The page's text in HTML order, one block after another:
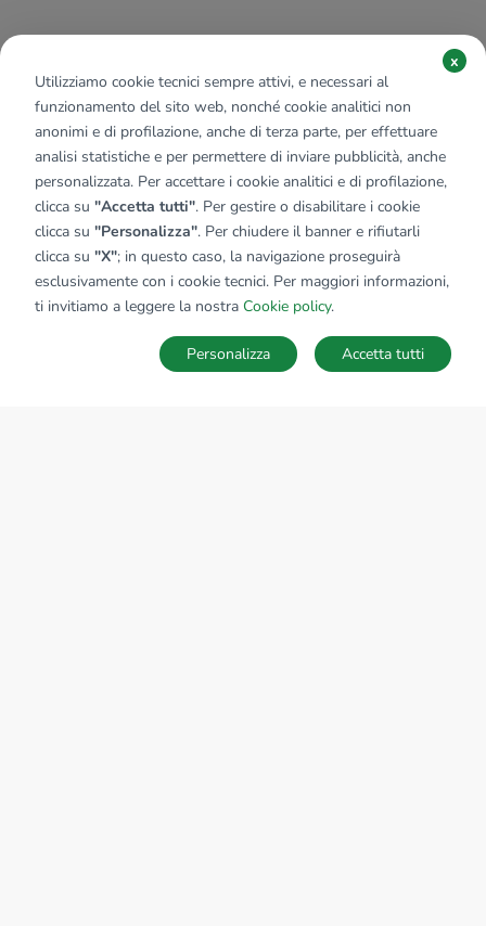
SALVA RICERCA
Utilizziamo cookie tecnici sempre attivi, e necessari al
funzionamento del sito web, nonché cookie analitici non
anonimi e di profilazione, anche di terza parte, per effettuare
analisi statistiche e per permettere di inviare pubblicità, anche
personalizzata. Per accettare i cookie analitici e di profilazione,
clicca su "Accetta tutti". Per gestire o disabilitare i cookie
clicca su "Personalizza". Per chiudere il banner e rifiutarli
clicca su "X"; in questo caso, la navigazione proseguirà
esclusivamente con i cookie tecnici. Per maggiori informazioni,
ti invitiamo a leggere la nostra Cookie policy.
x
Accetta tutti
Personalizza